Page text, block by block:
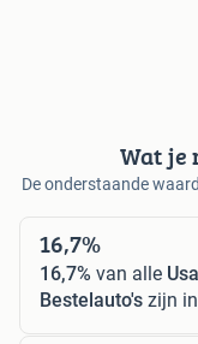
Wat je
De onderstaande
16,7%
16,7% van alle Usa
Bestelauto's zijn